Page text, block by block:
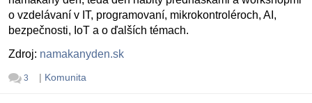
o vzdelávaní v IT, programovaní, mikrokontroléroch, AI,
bezpečnosti, IoT a o ďalších témach.
Zdroj: namakanyden.sk
3 | Komunita